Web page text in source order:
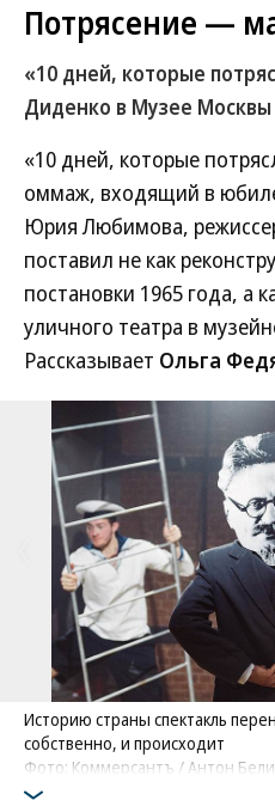
Потрясение —
«10 дней, которые
Диденко в Музее Москвы
«10 дней, которые
оммаж, входящий в
Юрия Любимова,
поставил не как
постановки 1965 года, а
уличного театра в
Рассказывает Ольга
Историю страны спектакль
собственно, и происходит
Фото: Коммерсантъ / Антон